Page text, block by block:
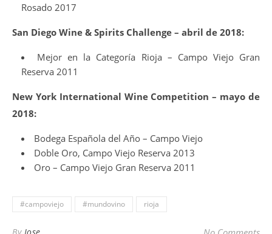
Rosado 2017
San Diego Wine & Spirits Challenge – abril de 2018:
Mejor en la Categoría Rioja – Campo Viejo Gran
Reserva 2011
New York International Wine Competition – mayo de
2018:
Bodega Española del Año – Campo Viejo
Doble Oro, Campo Viejo Reserva 2013
Oro – Campo Viejo Gran Reserva 2011
#campoviejo #mundovino rioja